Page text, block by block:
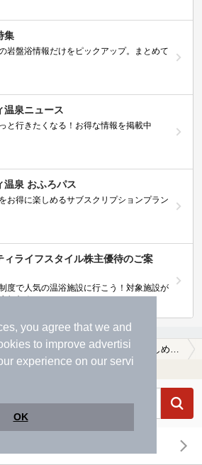
you agree that we and
to improve advertisi
experience on our servi
OK
集
岩盤浴情報だけをピックアップ。まとめて
温泉ニュース
と行きたくなる！お得な情報を掲載中
温泉 おふろパス
お得に楽しめるサブスクリプションプラン
ィライフスタイル株主優待のご案
度で人気の温浴施設に行こう！対象施設が
した！
富山県 魚津市 ホテルで楽しめる魚津市の温泉、日帰り温泉、スーパー銭湯おすすめ